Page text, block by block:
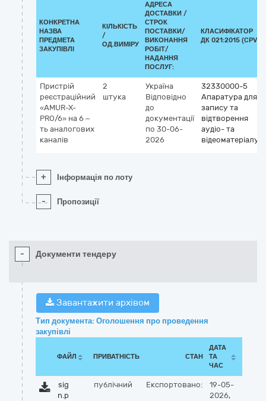
КОНКРЕТНА
НАЗВА
ПРЕДМЕТА
ЗАКУПІВЛІ
КІЛЬКІСТЬ
/
ОД.ВИМІРУ
АДРЕСА
ДОСТАВКИ /
СТРОК
ПОСТАВКИ/
ВИКОНАННЯ
РОБІТ/
НАДАННЯ
ПОСЛУГ:
КЛАСИФІКАТОР
ДК 021:2015 (CPV)
Пристрій
реєстраційний
«AMUR-X-
PRO/6» на 6 –
ть аналогових
каналів
2
штука
Україна
Відповідно
до
документації
по 30-06-
2026
32330000-5
Апаратура для
запису та
відтворення
аудіо- та
відеоматеріалу
+ Інформація по лоту
- Пропозиції
- Документи тендеру
Завантажити архівом
Тип документа: Оголошення про проведення
закупівлі
ФАЙЛ ПРИВАТНІСТЬ СТАН
ДАТА
ТА
ЧАС
sig
n.p
публічний Експортовано:
19-05-
2026,